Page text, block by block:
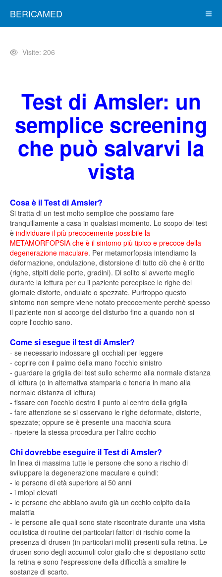
BERICAMED
Visite: 206
Test di Amsler: un
semplice screening
che può salvarvi la
vista
Cosa è il Test di Amsler?
Si tratta di un test molto semplice che possiamo fare
tranquillamente a casa in qualsiasi momento. Lo scopo del test
è individuare il più precocemente possibile la
METAMORFOPSIA che è il sintomo più tipico e precoce della
degenerazione maculare. Per metamorfopsia intendiamo la
deformazione, ondulazione, distorsione di tutto ciò che è dritto
(righe, stipiti delle porte, gradini). Di solito si avverte meglio
durante la lettura per cu il paziente percepisce le righe del
giornale distorte, ondulate o spezzate. Purtroppo questo
sintomo non sempre viene notato precocemente perchè spesso
il paziente non si accorge del disturbo fino a quando non si
copre l'occhio sano.
Come si esegue il test di Amsler?
- se necessario indossare gli occhiali per leggere
- coprire con il palmo della mano l'occhio sinistro
- guardare la griglia del test sullo schermo alla normale distanza
di lettura (o in alternativa stamparla e tenerla in mano alla
normale distanza di lettura)
- fissare con l'occhio destro il punto al centro della griglia
- fare attenzione se si osservano le righe deformate, distorte,
spezzate; oppure se è presente una macchia scura
- ripetere la stessa procedura per l'altro occhio
Chi dovrebbe eseguire il Test di Amsler?
In linea di massima tutte le persone che sono a rischio di
sviluppare la degenerazione maculare e quindi:
- le persone di età superiore ai 50 anni
- i miopi elevati
- le persone che abbiano avuto già un occhio colpito dalla
malattia
- le persone alle quali sono state riscontrate durante una visita
oculistica di routine dei particolari fattori di rischio come la
presenza di drusen (in particolari molli) presenti sulla retina. Le
drusen sono degli accumuli color giallo che si depositano sotto
la retina e sono l'espressione della difficoltà a smaltire le
sostanze di scarto.